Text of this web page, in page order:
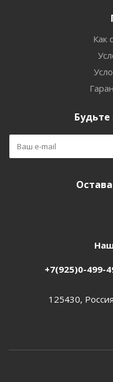
Как
Будьте
+7(925)0-499-
125430,